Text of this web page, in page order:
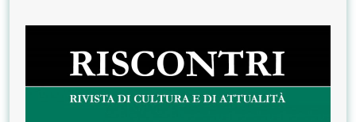
e
terrore
repubblicano